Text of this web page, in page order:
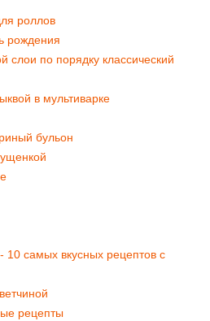
роллов
рождения
слои по порядку классический
в мультиварке
бульон
10 самых вкусных рецептов с
рецепты